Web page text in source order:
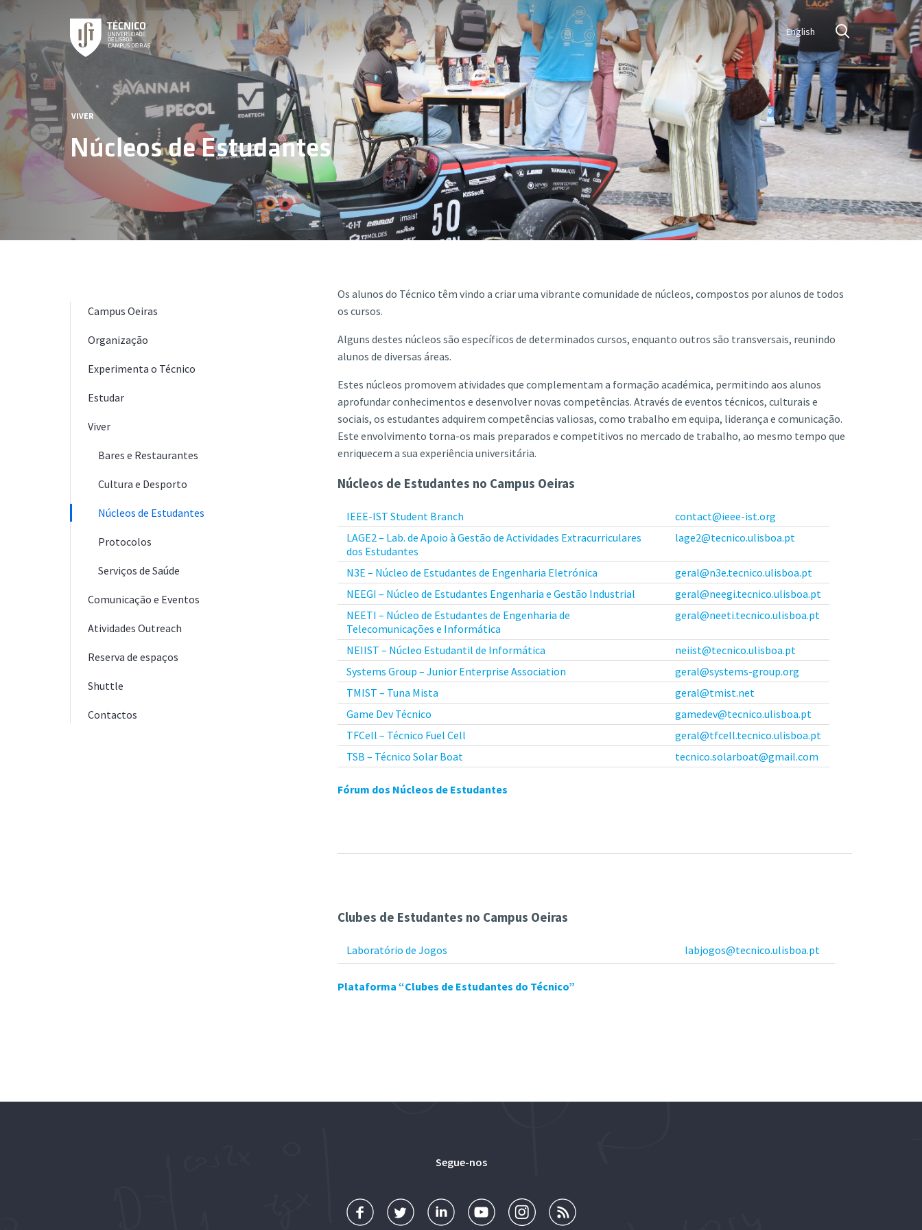
English
VIVER
Núcleos de Estudantes
Campus Oeiras
Organização
Experimenta o Técnico
Estudar
Viver
Bares e Restaurantes
Cultura e Desporto
Núcleos de Estudantes
Protocolos
Serviços de Saúde
Comunicação e Eventos
Atividades Outreach
Reserva de espaços
Shuttle
Contactos
Os alunos do Técnico têm vindo a criar uma vibrante comunidade de núcleos, compostos por alunos de todos
os cursos.
Alguns destes núcleos são específicos de determinados cursos, enquanto outros são transversais, reunindo
alunos de diversas áreas.
Estes núcleos promovem atividades que complementam a formação académica, permitindo aos alunos
aprofundar conhecimentos e desenvolver novas competências. Através de eventos técnicos, culturais e
sociais, os estudantes adquirem competências valiosas, como trabalho em equipa, liderança e comunicação.
Este envolvimento torna-os mais preparados e competitivos no mercado de trabalho, ao mesmo tempo que
enriquecem a sua experiência universitária.
Núcleos de Estudantes no Campus Oeiras
IEEE-IST Student Branch
contact@ieee-ist.org
LAGE2 – Lab. de Apoio à Gestão de Actividades Extracurriculares
dos Estudantes
lage2@tecnico.ulisboa.pt
N3E – Núcleo de Estudantes de Engenharia Eletrónica
geral@n3e.tecnico.ulisboa.pt
NEEGI – Núcleo de Estudantes Engenharia e Gestão Industrial
geral@neegi.tecnico.ulisboa.pt
NEETI – Núcleo de Estudantes de Engenharia de
Telecomunicações e Informática
geral@neeti.tecnico.ulisboa.pt
NEIIST – Núcleo Estudantil de Informática
neiist@tecnico.ulisboa.pt
Systems Group – Junior Enterprise Association
geral@systems-group.org
TMIST – Tuna Mista
geral@tmist.net
Game Dev Técnico
gamedev@tecnico.ulisboa.pt
TFCell – Técnico Fuel Cell
geral@tfcell.tecnico.ulisboa.pt
TSB – Técnico Solar Boat
tecnico.solarboat@gmail.com
Fórum dos Núcleos de Estudantes
Clubes de Estudantes no Campus Oeiras
Laboratório de Jogos labjogos@tecnico.ulisboa.pt
Plataforma “Clubes de Estudantes do Técnico”
Segue-nos